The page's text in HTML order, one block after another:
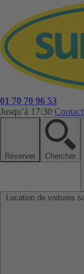
01 70 70 96 53
Jusqu’à 17:30 Contact
Réserver Chercher